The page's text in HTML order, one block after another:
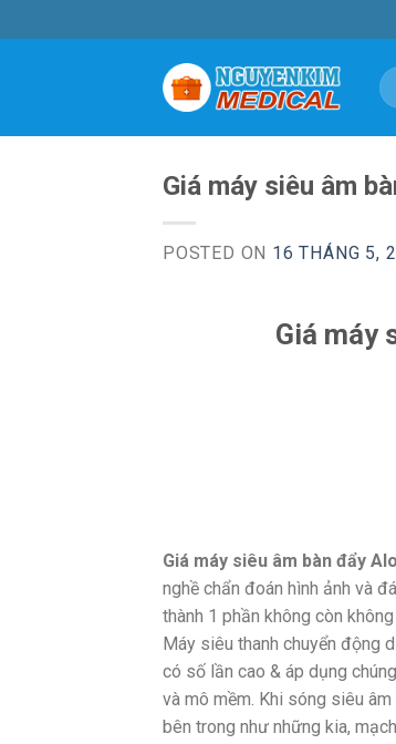
to
Giá máy siêu âm
POSTED ON 16 THÁNG 5,
Giá máy
Giá máy siêu âm bàn đẩy
nghề chẩn đoán hình ảnh và
thành 1 phần không còn
Máy siêu thanh chuyển động
có số lần cao & áp dụng
và mô mềm. Khi sóng siêu
bên trong như những kia,